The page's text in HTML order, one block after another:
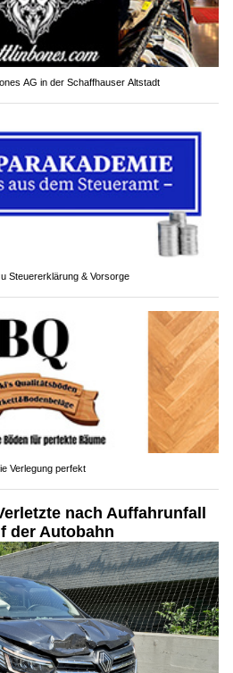
AG in der Schaffhauser Altstadt
Steuererklärung & Vorsorge
Verlegung perfekt
nach Auffahrunfall
der Autobahn